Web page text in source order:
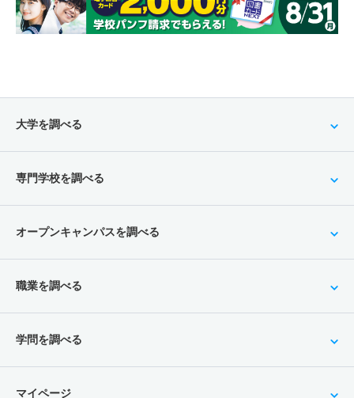
大学を調べる
専門学校を調べる
オープンキャンパスを調べる
職業を調べる
学問を調べる
マイページ